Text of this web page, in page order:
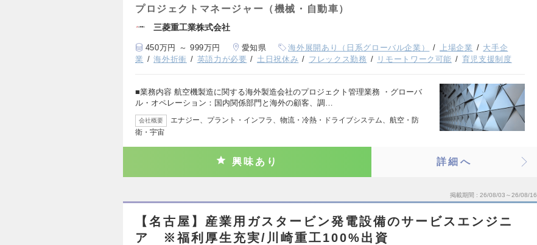
プロジェクトマネージャー（機械・自動車）
三菱重工業株式会社
450万円 ～ 999万円 愛知県 海外展開あり（日系グローバル企業） 上場企業
大手企
業
海外折衝 英語力が必要 土日祝休み フレックス勤務 リモートワーク可能 育児支援制度
■業務内容 航空機製造に関する海外製造会社のプロジェクト管理業務 ・グローバ
ル・オペレーション：国内関係部門と海外の顧客、調…
会社概要
エナジー、プラント・インフラ、物流・冷熱・ドライブシステム、航空・防
衛・宇宙
興味あり 詳細へ
掲載期間 26/08/03～26/08/16
【名古屋】産業用ガスタービン発電設備のサービスエンジニ
ア ※福利厚生充実/川崎重工100%出資